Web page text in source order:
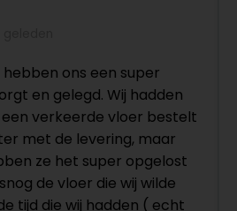
ons een super
en gelegd. Wij hadden
verkeerde vloer bestelt
met de levering, maar
ze het super opgelost
de vloer die wij wilde
tijd die wij hadden ( echt